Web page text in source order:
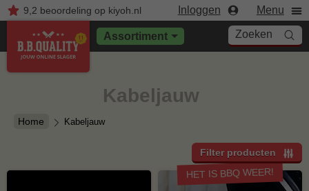
9,2 beoordelingop kiyoh.nl Inloggen Menu
Assortiment Zoeken
Home Kabeljauw
Kabeljauw
Filter producten
HET IS BBQ WEER!